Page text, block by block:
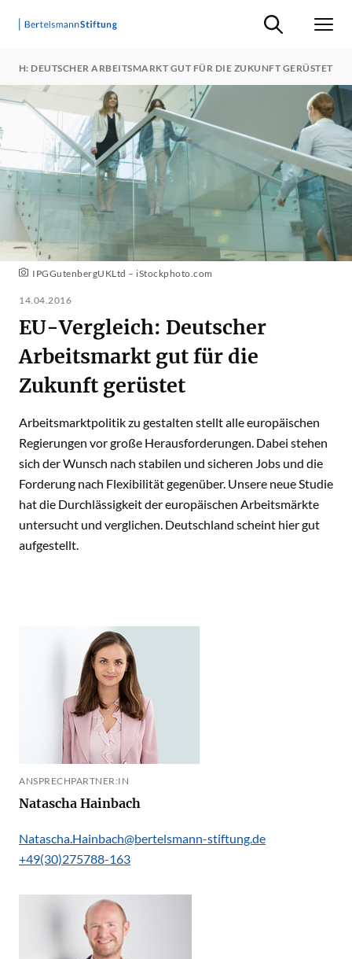
Suche ein-/
DEUTSCHER ARBEITSMARKT GUT FÜR DIE ZUKUNFT GERÜSTET
IPGGutenbergUKLtd – iStockphoto.com
14.04.2016
EU-Vergleich: Deutscher
Arbeitsmarkt gut für die
Zukunft gerüstet
Arbeitsmarktpolitik zu gestalten stellt alle europäischen
Regierungen vor große Herausforderungen. Dabei stehen
sich der Wunsch nach stabilen und sicheren Jobs und die
Forderung nach Flexibilität gegenüber. Unsere neue Studie
hat die Durchlässigkeit der europäischen Arbeitsmärkte
untersucht und verglichen. Deutschland scheint hier gut
aufgestellt.
ANSPRECHPARTNER:IN
Natascha Hainbach
Natascha.Hainbach@bertelsmann-stiftung.de
+49(30)275788-163